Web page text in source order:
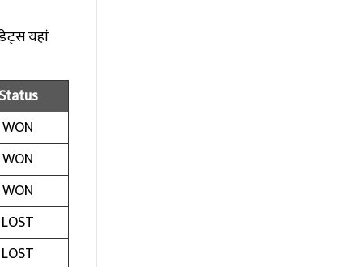
यहां
Status
WON
WON
WON
LOST
LOST